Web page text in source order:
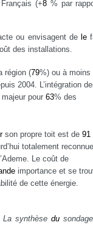
(+8 % par
ou envisagent de le
des installations.
région (79%) ou à moins
2004. L’intégration
majeur pour 63% des
son propre toit est de 91
totalement reconnue
Le coût de
importance et se
de cette énergie.
La synthèse du